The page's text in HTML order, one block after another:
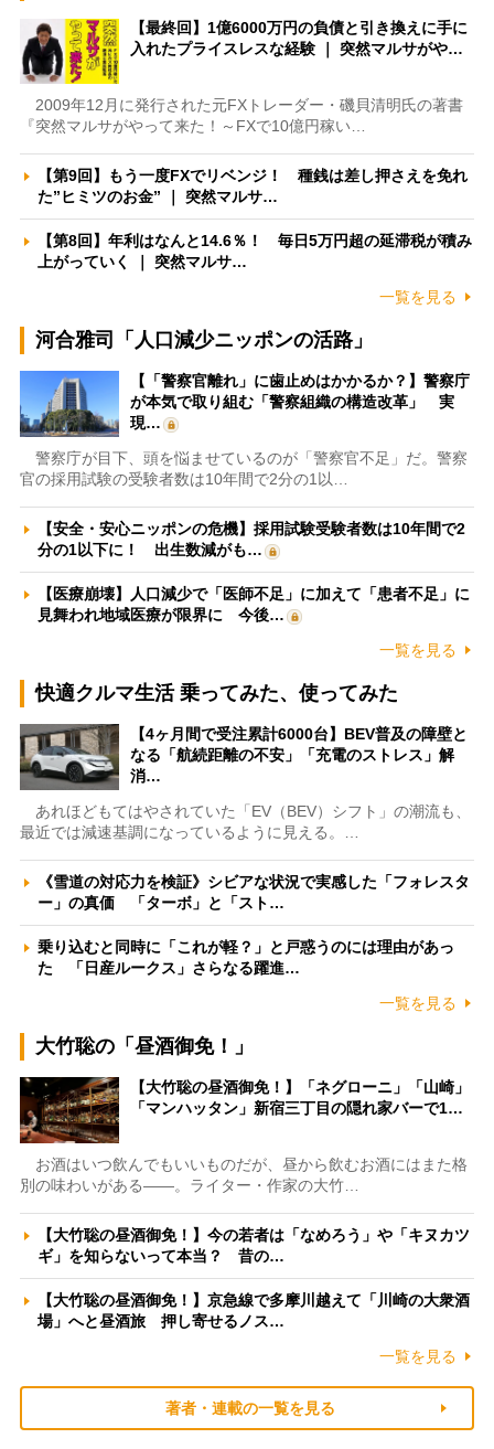
【最終回】1億6000万円の負債と引き換えに手に
入れたプライスレスな経験 ｜ 突然マルサがや…
2009年12月に発行された元FXトレーダー・磯貝清明氏の著書
『突然マルサがやって来た！～FXで10億円稼い…
【第9回】もう一度FXでリベンジ！ 種銭は差し押さえを免れ
た”ヒミツのお金” ｜ 突然マルサ…
【第8回】年利はなんと14.6％！ 毎日5万円超の延滞税が積み
上がっていく ｜ 突然マルサ…
一覧を見る
河合雅司「人口減少ニッポンの活路」
【「警察官離れ」に歯止めはかかるか？】警察庁
が本気で取り組む「警察組織の構造改革」 実
現…
警察庁が目下、頭を悩ませているのが「警察官不足」だ。警察
官の採用試験の受験者数は10年間で2分の1以…
【安全・安心ニッポンの危機】採用試験受験者数は10年間で2
分の1以下に！ 出生数減がも…
【医療崩壊】人口減少で「医師不足」に加えて「患者不足」に
見舞われ地域医療が限界に 今後…
一覧を見る
快適クルマ生活 乗ってみた、使ってみた
【4ヶ月間で受注累計6000台】BEV普及の障壁と
なる「航続距離の不安」「充電のストレス」解
消…
あれほどもてはやされていた「EV（BEV）シフト」の潮流も、
最近では減速基調になっているように見える。…
《雪道の対応力を検証》シビアな状況で実感した「フォレスタ
ー」の真価 「ターボ」と「スト…
乗り込むと同時に「これが軽？」と戸惑うのには理由があっ
た 「日産ルークス」さらなる躍進…
一覧を見る
大竹聡の「昼酒御免！」
【大竹聡の昼酒御免！】「ネグローニ」「山崎」
「マンハッタン」新宿三丁目の隠れ家バーで1…
お酒はいつ飲んでもいいものだが、昼から飲むお酒にはまた格
別の味わいがある――。ライター・作家の大竹…
【大竹聡の昼酒御免！】今の若者は「なめろう」や「キヌカツ
ギ」を知らないって本当？ 昔の…
【大竹聡の昼酒御免！】京急線で多摩川越えて「川崎の大衆酒
場」へと昼酒旅 押し寄せるノス…
一覧を見る
著者・連載の一覧を見る